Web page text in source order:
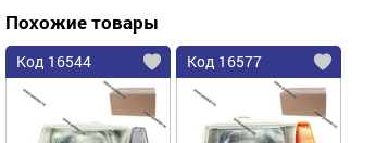
Похожие товары
Код 16544 Код 16577